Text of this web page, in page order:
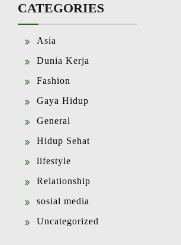
CATEGORIES
Asia
Dunia Kerja
Fashion
Gaya Hidup
General
Hidup Sehat
lifestyle
Relationship
sosial media
Uncategorized